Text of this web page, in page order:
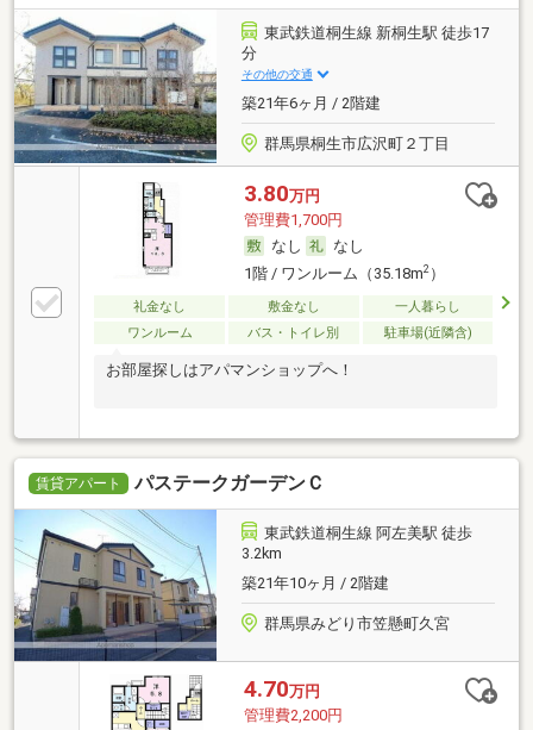
東武鉄道桐生線 新桐生駅 徒歩17
分
その他の交通
築21年6ヶ月 / 2階建
群馬県桐生市広沢町２丁目
3.80万円
管理費1,700円
なし
なし
1階 / ワンルーム（35.18m2）
礼金なし 敷金なし
一人暮らし
ワンルーム
バス・トイレ別 駐車場(近隣含)
お部屋探しはアパマンショップへ！
賃貸アパート パステークガーデンＣ
東武鉄道桐生線 阿左美駅 徒歩
3.2km
築21年10ヶ月 / 2階建
群馬県みどり市笠懸町久宮
4.70万円
管理費2,200円